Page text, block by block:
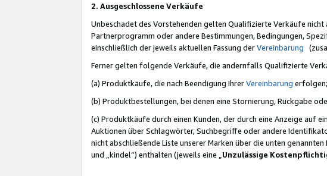
2. Ausgeschlossene Verkäufe
Unbeschadet des Vorstehenden gelten Qualifizierte Verkäufe
Partnerprogramm oder andere Bestimmungen, Bedingungen,
einschließlich der jeweils aktuellen Fassung derVereinbarung
Ferner gelten folgende Verkäufe, die andernfalls Qualifizierte
(a) Produktkäufe, die nach Beendigung IhrerVereinbarung erfolgen;
(b) Produktbestellungen, bei denen eine Stornierung, Rückgabe
(c) Produktkäufe durch einen Kunden, der durch eine Anzeige auf
Auktionen über Schlagwörter, Suchbegriffe oder andere
nicht abschließende Liste unserer Marken über die unten
und „kindel“) enthalten (jeweils eine „ Unzulässige